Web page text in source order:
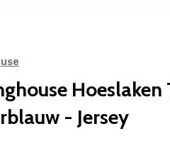
Hoeslaken
- Jersey